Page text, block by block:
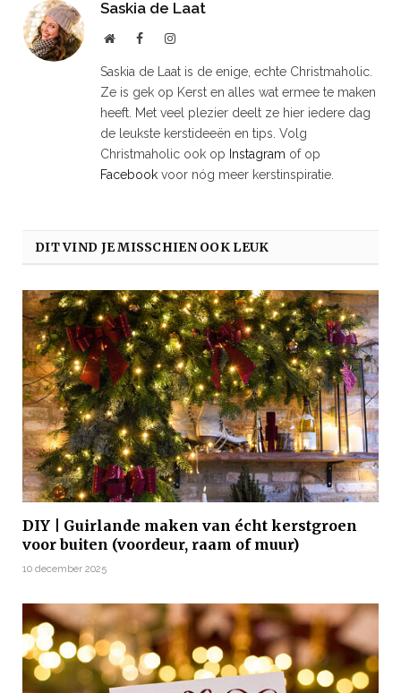
Saskia de Laat
WebsiteFacebookInstagram
Saskia de Laat is de enige, echte Christmaholic.
Ze is gek op Kerst en alles wat ermee te maken
heeft. Met veel plezier deelt ze hier iedere dag
de leukste kerstideeën en tips. Volg
Christmaholic ook op Instagram of op
Facebook voor nóg meer kerstinspiratie.
DIT VIND JE MISSCHIEN OOK LEUK
DIY | Guirlande maken van écht kerstgroen
voor buiten (voordeur, raam of muur)
10 december 2025